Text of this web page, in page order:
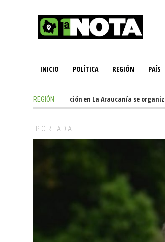
INICIO POLÍTICA REGIÓN PAÍS
REGIÓN
22 hours ago - Oposición en La Araucanía se organiza
PORTADA